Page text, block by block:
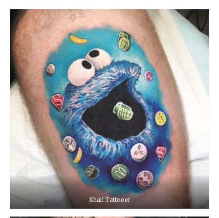
Khail Tattooer